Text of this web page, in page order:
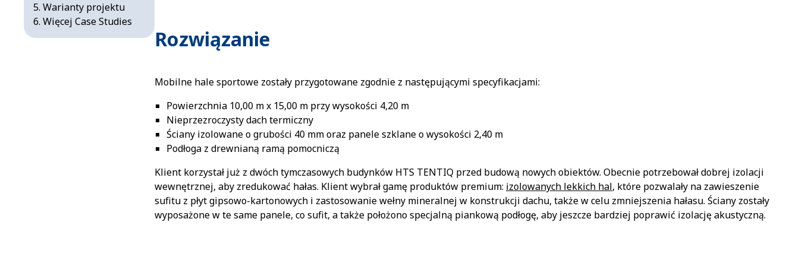
Warianty projektu
Więcej Case Studies
Rozwiązanie
Mobilne hale sportowe zostały przygotowane zgodnie z następującymi specyfikacjami:
Powierzchnia 10,00 m x 15,00 m przy wysokości 4,20 m
Nieprzezroczysty dach termiczny
Ściany izolowane o grubości 40 mm oraz panele szklane o wysokości 2,40 m
Podłoga z drewnianą ramą pomocniczą
Klient korzystał już z dwóch tymczasowych budynków HTS TENTIQ przed budową nowych obiektów. Obecnie potrzebował dobrej izolacji
wewnętrznej, aby zredukować hałas. Klient wybrał gamę produktów premium: izolowanych lekkich hal, które pozwalały na zawieszenie
sufitu z płyt gipsowo-kartonowych i zastosowanie wełny mineralnej w konstrukcji dachu, także w celu zmniejszenia hałasu. Ściany zostały
wyposażone w te same panele, co sufit, a także położono specjalną piankową podłogę, aby jeszcze bardziej poprawić izolację akustyczną.